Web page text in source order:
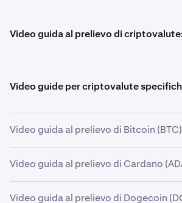
Video guida al prelievo di
Video guide per criptovalute
Video guida al prelievo di Bitcoin (BTC)
Video guida al prelievo di Cardano
Video guida al prelievo di Dogecoin